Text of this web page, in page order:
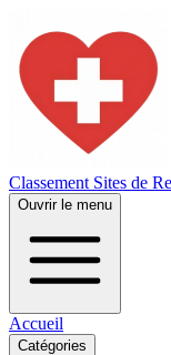
Classement Sites de
Ouvrir le menu
Accueil
Catégories